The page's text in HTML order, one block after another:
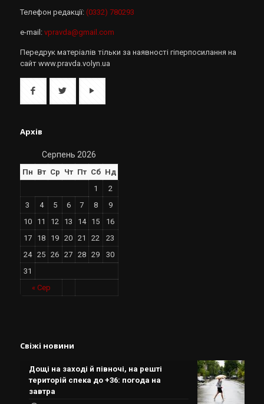
Телефон редакції: (0332) 780293
e-mail: vpravda@gmail.com
Передрук матеріалів тільки за наявності гіперпосилання на
сайт www.pravda.volyn.ua
Архів
Серпень 2026
Пн Вт Ср Чт Пт Сб Нд
« Сер
1
2
3
4 5 6 7 8
9
10
11 12 13 14 15
16
17
18 19 20 21 22
23
24
25 26 27 28 29
30
31
Свіжі новини
Дощі на заході й півночі, на решті
територій спека до +36: погода на
завтра